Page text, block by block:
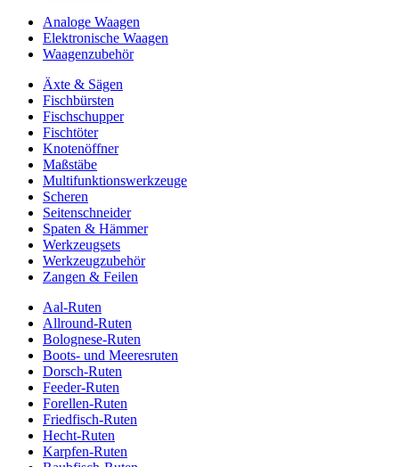
Analoge Waagen
Elektronische Waagen
Waagenzubehör
Äxte & Sägen
Fischbürsten
Fischschupper
Fischtöter
Knotenöffner
Maßstäbe
Multifunktionswerkzeuge
Scheren
Seitenschneider
Spaten & Hämmer
Werkzeugsets
Werkzeugzubehör
Zangen & Feilen
Aal-Ruten
Allround-Ruten
Bolognese-Ruten
Boots- und Meeresruten
Dorsch-Ruten
Feeder-Ruten
Forellen-Ruten
Friedfisch-Ruten
Hecht-Ruten
Karpfen-Ruten